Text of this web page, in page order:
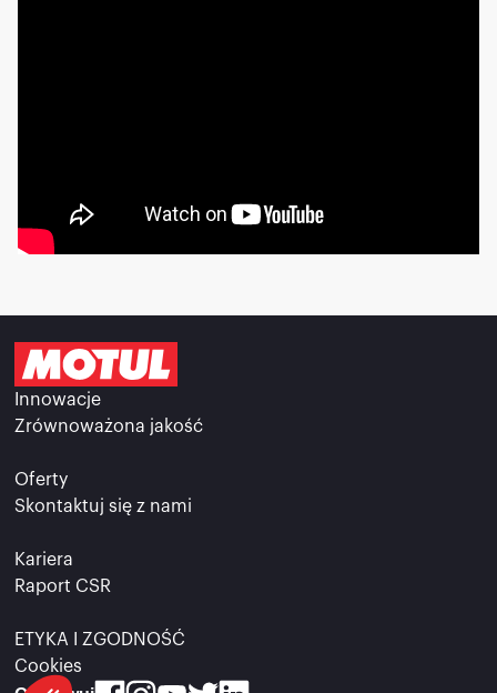
Innowacje
Zrównoważona jakość
Oferty
Skontaktuj się z nami
Kariera
Raport CSR
ETYKA I ZGODNOŚĆ
Cookies